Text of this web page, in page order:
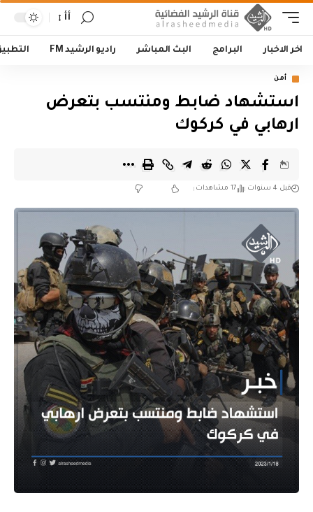
أأ
اخر الاخبار البرامج البث المباشر راديو الرشيد FM
أمن
استشهاد ضابط ومنتسب بتعرض
ارهابي في كركوك
قبل 4 سنوات 17 مشاهدات